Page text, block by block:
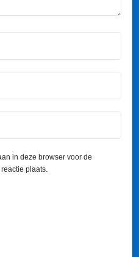
in deze browser voor de
plaats.